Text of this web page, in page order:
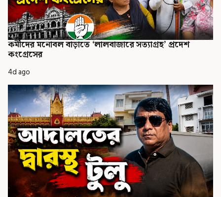
কর্মীদের মনোবল বাড়াতে ‘লালবাজারে সত্যাগ্রহ’ প্রদেশ
কংগ্রেসের
4d ago